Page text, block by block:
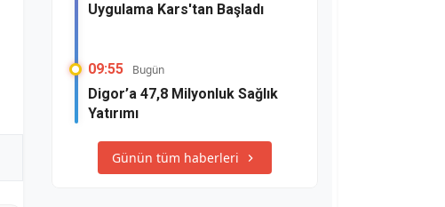
Uygulama Kars'tan Başladı
09:55 Bugün
Digor’a 47,8 Milyonluk Sağlık
Yatırımı
Günün tüm haberleri